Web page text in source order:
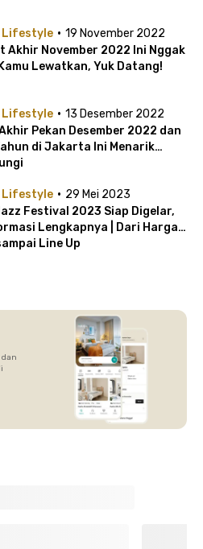
Lifestyle · 19 November 2022
Akhir November 2022 Ini Nggak
Lewatkan, Yuk Datang!
Lifestyle · 13 Desember 2022
Pekan Desember 2022 dan
di Jakarta Ini Menarik
Lifestyle · 29 Mei 2023
Festival 2023 Siap Digelar,
Lengkapnya | Dari Harga
Line Up